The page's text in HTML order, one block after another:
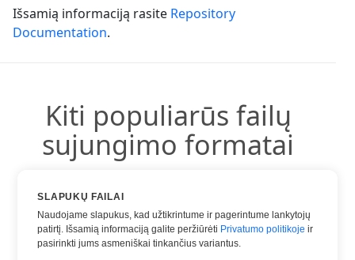
Išsamią informaciją rasite Repository
Documentation.
Kiti populiarūs failų
sujungimo formatai
Galite naudoti kitus populiarius formatus:
SLAPUKŲ FAILAI
Naudojame slapukus, kad užtikrintume ir pagerintume lankytojų
patirtį. Išsamią informaciją galite peržiūrėti Privatumo politikoje ir
pasirinkti jums asmeniškai tinkančius variantus.